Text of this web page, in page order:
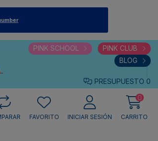
PINK SCHOOL
PINK CLUB
BLOG
PRESUPUESTO 0
FAVORITO INICIAR SESIÓN
0
CARRITO